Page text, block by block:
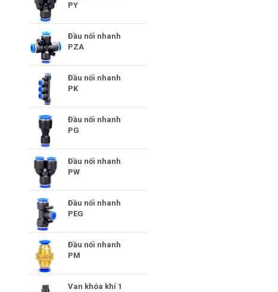
PY
Đầu nối nhanh
PZA
Đầu nối nhanh
PK
Đầu nối nhanh
PG
Đầu nối nhanh
PW
Đầu nối nhanh
PEG
Đầu nối nhanh
PM
Van khóa khí 1